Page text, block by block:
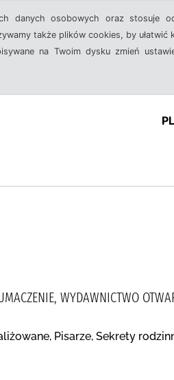
danych osobowych oraz stosuje
także plików cookies, by ułatwić
na Twoim dysku zmień
PL
WYDAWNICTWO
Pisarze, Sekrety